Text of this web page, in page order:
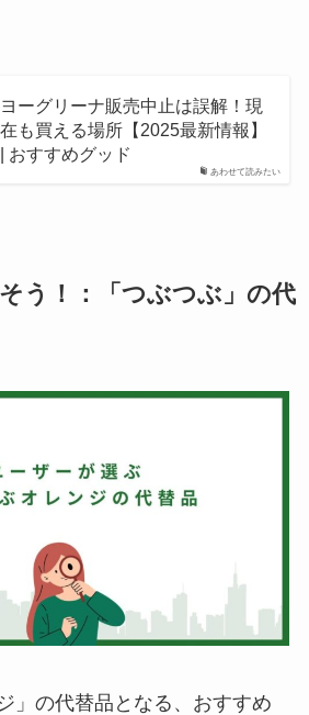
あわせて読みたい
ヨーグリーナ販売中止は誤解！現
在も買える場所【2025最新情報】
| おすすめグッド
う！：「つぶつぶ」の代
」の代替品となる、おすすめ